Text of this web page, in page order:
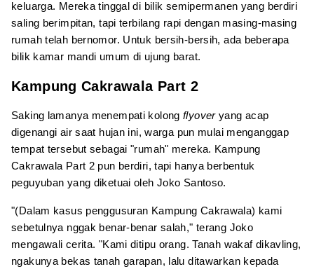
keluarga. Mereka tinggal di bilik semipermanen yang berdiri
saling berimpitan, tapi terbilang rapi dengan masing-masing
rumah telah bernomor. Untuk bersih-bersih, ada beberapa
bilik kamar mandi umum di ujung barat.
Kampung Cakrawala Part 2
Saking lamanya menempati kolong flyover yang acap
digenangi air saat hujan ini, warga pun mulai menganggap
tempat tersebut sebagai "rumah" mereka. Kampung
Cakrawala Part 2 pun berdiri, tapi hanya berbentuk
peguyuban yang diketuai oleh Joko Santoso.
"(Dalam kasus penggusuran Kampung Cakrawala) kami
sebetulnya nggak benar-benar salah," terang Joko
mengawali cerita. "Kami ditipu orang. Tanah wakaf dikavling,
ngakunya bekas tanah garapan, lalu ditawarkan kepada